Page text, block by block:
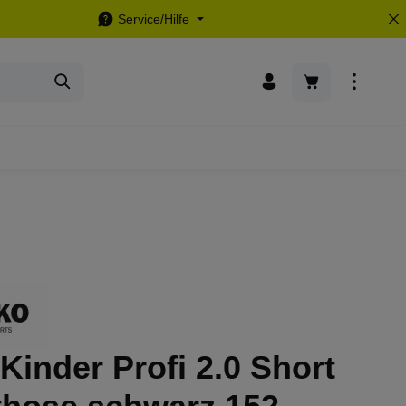
Service/Hilfe
Warenkorb
Profi 2.0 Short